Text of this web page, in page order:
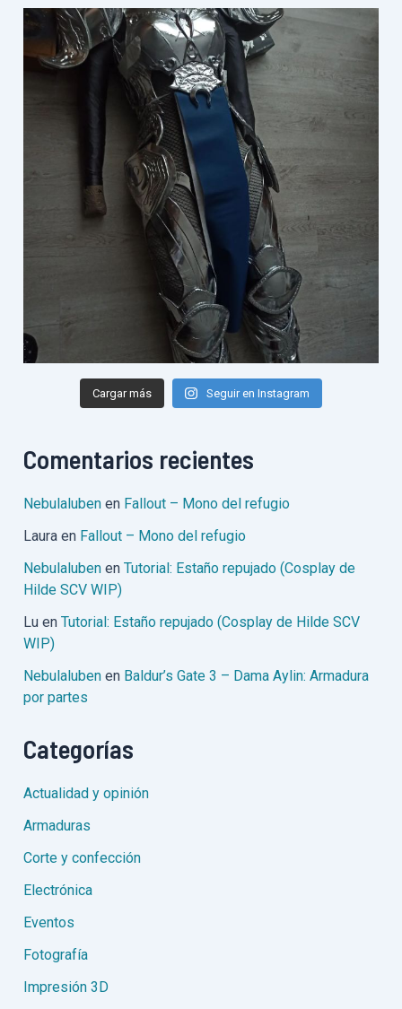
Cargar más Seguir en Instagram
Comentarios recientes
Nebulaluben en Fallout – Mono del refugio
Laura en Fallout – Mono del refugio
Nebulaluben enTutorial: Estaño repujado (Cosplay de
Hilde SCV WIP)
Lu enTutorial: Estaño repujado (Cosplay de Hilde SCV
WIP)
Nebulaluben en Baldur’s Gate 3 – Dama Aylin: Armadura
por partes
Categorías
Actualidad y opinión
Armaduras
Corte y confección
Electrónica
Eventos
Fotografía
Impresión 3D